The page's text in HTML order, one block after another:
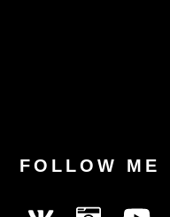
FOLLOW ME